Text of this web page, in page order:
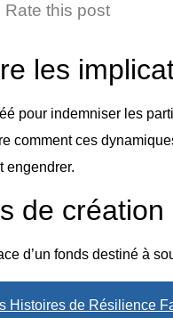
Rate this post
les
pour indemniser les
comment ces
engendrer.
de création
d’un fonds destiné à
Histoires de Résilience